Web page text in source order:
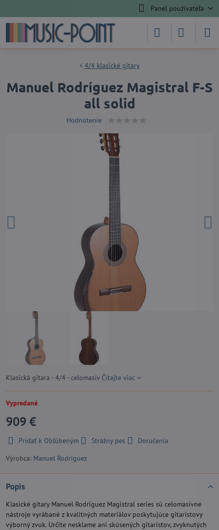
Panel používateľa
4/4 klasické gitary
Manuel Rodríguez Magistral F-S
all solid
Hodnotenie
Klasická gitara - 4/4 - celomasív Čítajte viac
Vypredané
909 €
Pridať k Obľúbeným Strážny pes
Doručenia
Výrobca: Manuel Rodriguez
Popis
Klasické gitary Manuel Rodriguez Magistral series sú celomasívne
nástroje vyrábané z kvalitných materiálov poskytujúce gitaristovy
výborný zvuk. Určite nesklame ani skúsených gitaristov, zvyknutých